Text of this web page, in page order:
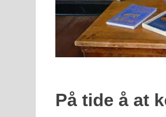
På tide å at